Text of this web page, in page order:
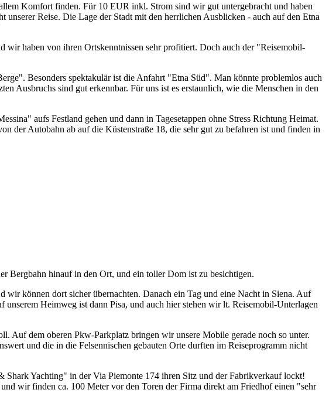
Komfort finden. Für 10 EUR inkl. Strom sind wir gut untergebracht und haben
Reise. Die Lage der Stadt mit den herrlichen Ausblicken - auch auf den Etna
wir haben von ihren Ortskenntnissen sehr profitiert. Doch auch der "Reisemobil-
Besonders spektakulär ist die Anfahrt "Etna Süd". Man könnte problemlos auch
Ausbruchs sind gut erkennbar. Für uns ist es erstaunlich, wie die Menschen in den
aufs Festland gehen und dann in Tagesetappen ohne Stress Richtung Heimat.
der Autobahn ab auf die Küstenstraße 18, die sehr gut zu befahren ist und finden in
Bergbahn hinauf in den Ort, und ein toller Dom ist zu besichtigen.
können dort sicher übernachten. Danach ein Tag und eine Nacht in Siena. Auf
Heimweg ist dann Pisa, und auch hier stehen wir lt. Reisemobil-Unterlagen
Auf dem oberen Pkw-Parkplatz bringen wir unsere Mobile gerade noch so unter.
und die in die Felsennischen gebauten Orte durften im Reiseprogramm nicht
Shark Yachting" in der Via Piemonte 174 ihren Sitz und der Fabrikverkauf lockt!
wir finden ca. 100 Meter vor den Toren der Firma direkt am Friedhof einen "sehr